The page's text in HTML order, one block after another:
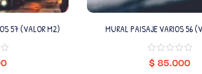
57 (VALOR M2) MURAL PAISAJE VARIOS 56
$85.000